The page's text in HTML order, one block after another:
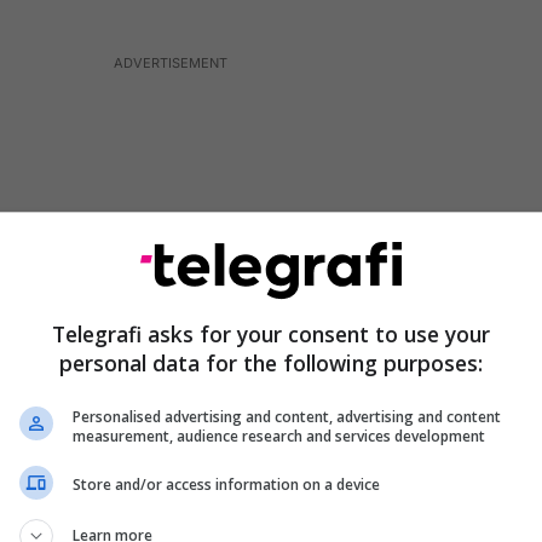
se dhuna rrallë ndodh e izoluar. Dhuna
ngacmimi, dhuna me bazë gjinore, dhuna në
në internet shpesh janë të ndërlidhura dhe të
Telegrafi asks for your consent to use your
personal data for the following purposes:
Personalised advertising and content, advertising and content
measurement, audience research and services development
Store and/or access information on a device
Learn more